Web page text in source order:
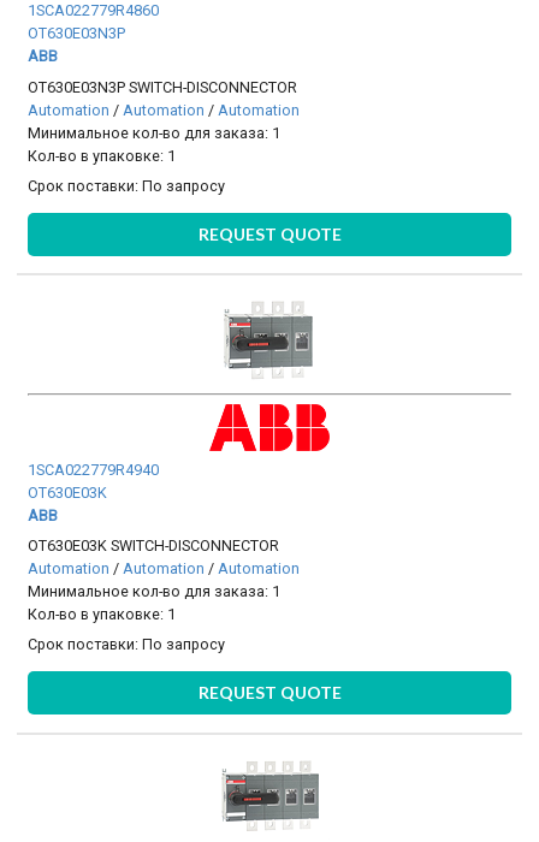
1SCA022779R4860
OT630E03N3P
ABB
OT630E03N3P SWITCH-DISCONNECTOR
Automation / Automation / Automation
Минимальное кол-во для заказа: 1
Кол-во в упаковке: 1
Срок поставки:По запросу
REQUEST QUOTE
1SCA022779R4940
OT630E03K
ABB
OT630E03K SWITCH-DISCONNECTOR
Automation /Automation /Automation
Минимальное кол-во для заказа: 1
Кол-во в упаковке: 1
Срок поставки:По запросу
REQUEST QUOTE